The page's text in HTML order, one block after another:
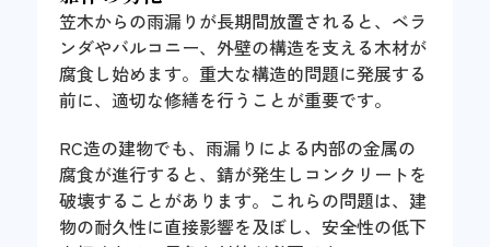
笠木からの雨漏りが長期間放置されると、ベラ
ンダやバルコニー、外壁の構造を支える木材が
腐食し始めます。重大な構造的問題に発展する
前に、適切な修繕を行うことが重要です。
RC造の建物でも、雨漏りによる内部の金属の
腐食が進行すると、錆が発生しコンクリートを
破壊することがあります。これらの問題は、建
物の耐久性に直接影響を及ぼし、安全性の低下